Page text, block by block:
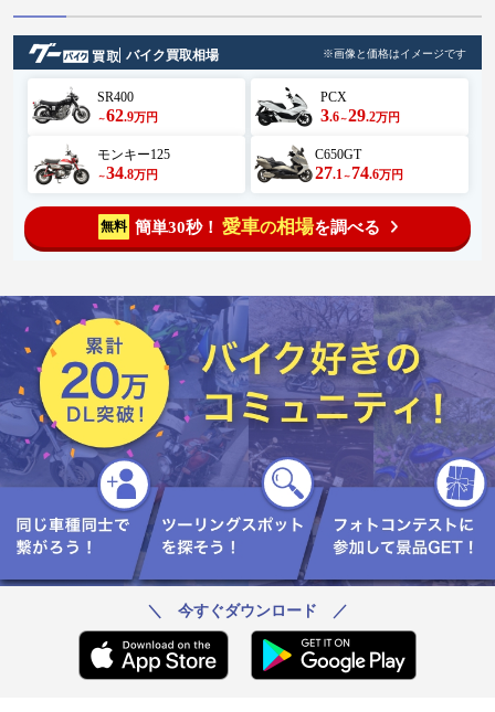
バイク買取相場 ※画像と価格はイメージです
SR400
～62.9万円
PCX
3.6～29.2万円
モンキー125
～34.8万円
C650GT
27.1 ～ 74.6万円
無料 簡単30秒！ 愛車の相場を調べる
＼ 今すぐダウンロード ／